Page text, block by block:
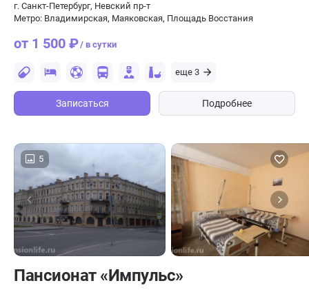
г. Санкт-Петербург, Невский пр-т
Метро: Владимирская, Маяковская, Площадь Восстания
от 1 500 ₽/ в сутки
еще 3
Записаться Подробнее
5
Пансионат «Импульс»